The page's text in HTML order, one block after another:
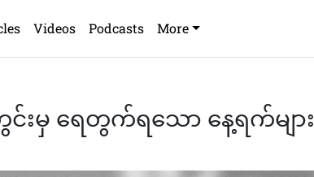
Videos Podcasts More
းမှ ရေတွက်ရသော နေ့ရက်များ